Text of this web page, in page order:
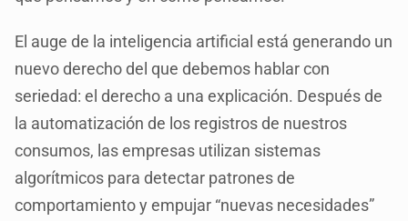
El auge de la inteligencia artificial está generando un
nuevo derecho del que debemos hablar con
seriedad: el derecho a una explicación. Después de
la automatización de los registros de nuestros
consumos, las empresas utilizan sistemas
algorítmicos para detectar patrones de
comportamiento y empujar “nuevas necesidades”